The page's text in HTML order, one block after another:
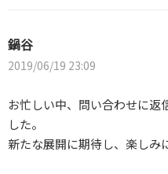
鍋谷
2019/06/19 23:09
お忙しい中、問い合わせに返
した。
新たな展開に期待し、楽しみ